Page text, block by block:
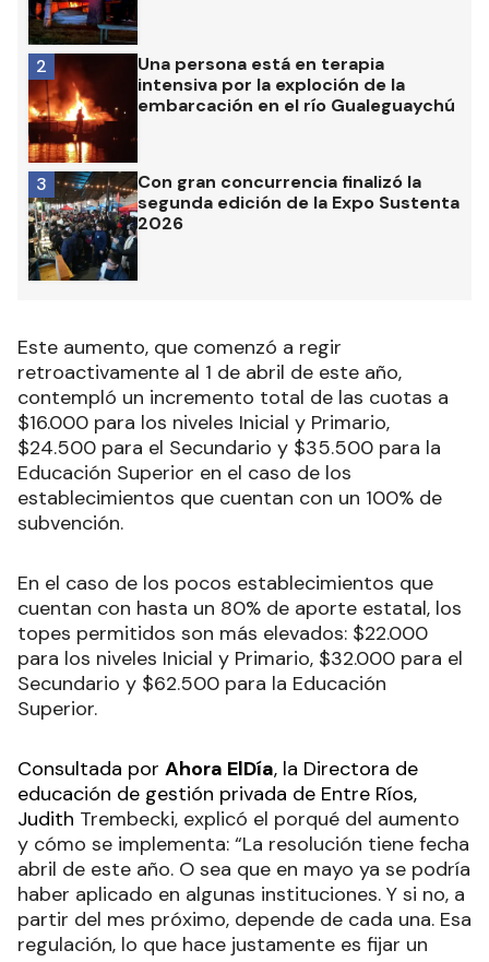
Una persona está en terapia
intensiva por la exploción de la
embarcación en el río Gualeguaychú
2
Con gran concurrencia finalizó la
segunda edición de la Expo Sustenta
2026
3
Este aumento, que comenzó a regir
retroactivamente al 1 de abril de este año,
contempló un incremento total de las cuotas a
$16.000 para los niveles Inicial y Primario,
$24.500 para el Secundario y $35.500 para la
Educación Superior en el caso de los
establecimientos que cuentan con un 100% de
subvención.
En el caso de los pocos establecimientos que
cuentan con hasta un 80% de aporte estatal, los
topes permitidos son más elevados: $22.000
para los niveles Inicial y Primario, $32.000 para el
Secundario y $62.500 para la Educación
Superior.
Consultada por Ahora ElDía, la Directora de
educación de gestión privada de Entre Ríos,
Judith Trembecki, explicó el porqué del aumento
y cómo se implementa: “La resolución tiene fecha
abril de este año. O sea que en mayo ya se podría
haber aplicado en algunas instituciones. Y si no, a
partir del mes próximo, depende de cada una. Esa
regulación, lo que hace justamente es fijar un